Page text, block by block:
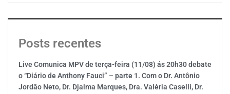
Posts recentes
Live Comunica MPV de terça-feira (11/08) ás 20h30 debate
o “Diário de Anthony Fauci” – parte 1. Com o Dr. Antônio
Jordão Neto, Dr. Djalma Marques, Dra. Valéria Caselli, Dr.